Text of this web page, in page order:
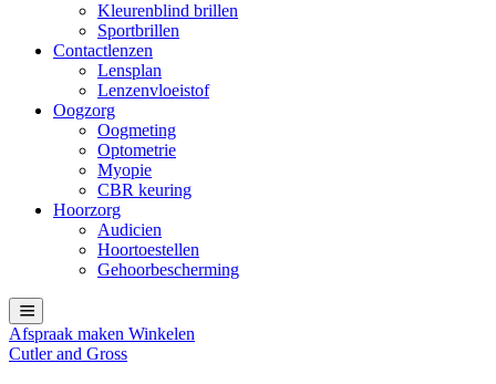
Kleurenblind brillen
Sportbrillen
Contactlenzen
Lensplan
Lenzenvloeistof
Oogzorg
Oogmeting
Optometrie
Myopie
CBR keuring
Hoorzorg
Audicien
Hoortoestellen
Gehoorbescherming
Afspraak maken Winkelen
Cutler and Gross